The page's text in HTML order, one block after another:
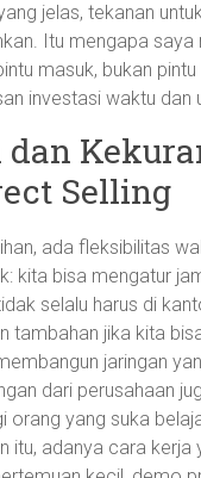
jelas, tekanan
Itu mengapa saya
masuk, bukan pintu
investasi waktu dan
Selling
ada fleksibilitas
kita bisa mengatur
selalu harus di
tambahan jika kita
jaringan
dari perusahaan
orang yang suka
itu, adanya cara kerja